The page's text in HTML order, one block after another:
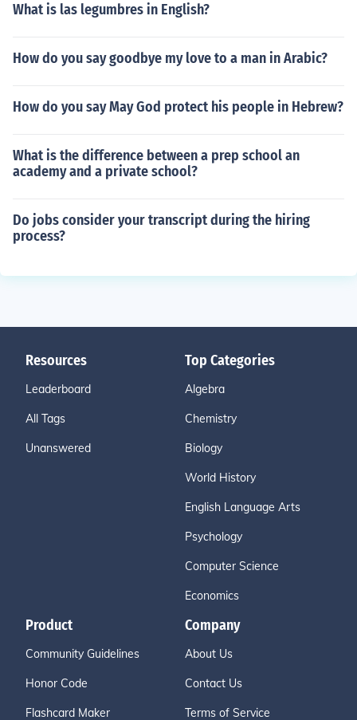
What is las legumbres in English?
How do you say goodbye my love to a man in Arabic?
How do you say May God protect his people in Hebrew?
What is the difference between a prep school an
academy and a private school?
Do jobs consider your transcript during the hiring
process?
Resources
Leaderboard
All Tags
Unanswered
Top Categories
Algebra
Chemistry
Biology
World History
English Language Arts
Psychology
Computer Science
Economics
Product
Community Guidelines
Honor Code
Flashcard Maker
Company
About Us
Contact Us
Terms of Service